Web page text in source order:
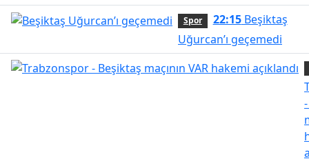
Spor 22:15Beşiktaş
Uğurcan’ı geçemedi